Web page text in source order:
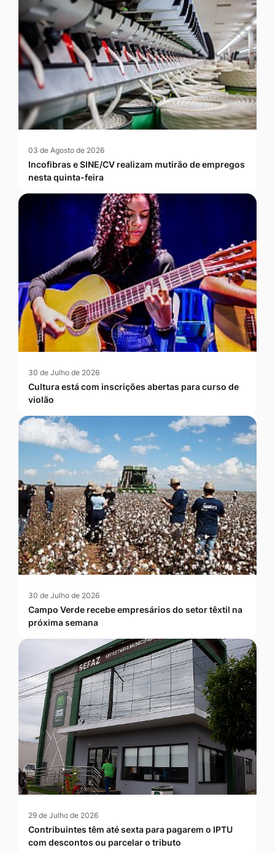
03 de Agosto de 2026
Incofibras e SINE/CV realizam mutirão de empregos
nesta quinta-feira
30 de Julho de 2026
Cultura está com inscrições abertas para curso de
violão
30 de Julho de 2026
Campo Verde recebe empresários do setor têxtil na
próxima semana
29 de Julho de 2026
Contribuintes têm até sexta para pagarem o IPTU
com descontos ou parcelar o tributo